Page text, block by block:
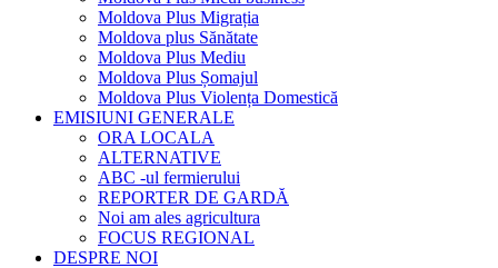
Moldova Plus Migrația
Moldova plus Sănătate
Moldova Plus Mediu
Moldova Plus Șomajul
Moldova Plus Violența Domestică
EMISIUNI GENERALE
ORA LOCALA
ALTERNATIVE
ABC -ul fermierului
REPORTER DE GARDĂ
Noi am ales agricultura
FOCUS REGIONAL
DESPRE NOI